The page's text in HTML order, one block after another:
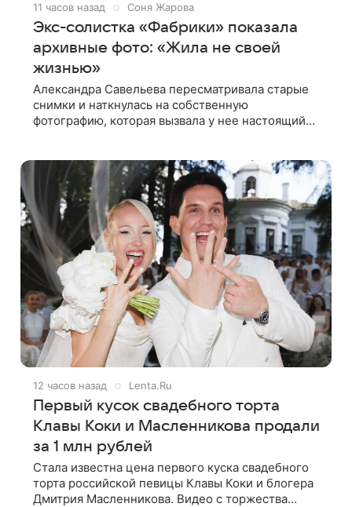
11 часов назад Соня Жарова
Экс-солистка «Фабрики» показала
архивные фото: «Жила не своей
жизнью»
Александра Савельева пересматривала старые
снимки и наткнулась на собственную
фотографию, которая вызвала у нее настоящий
12 часов назад Lenta.Ru
Первый кусок свадебного торта
Клавы Коки и Масленникова продали
за 1 млн рублей
Стала известна цена первого куска свадебного
торта российской певицы Клавы Коки и блогера
Дмитрия Масленникова. Видео с торжества